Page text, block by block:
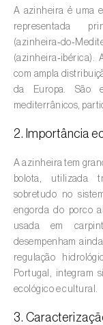
valas,
de
Ameixeira (
Amendoeira (
Amendoim (
Amoreira (
Ananás /
Anona (
Áreas não
Aromáticas,
(Coriandrum,
A azinheira é uma
representada
(azinheira‑ibérica).
com ampla
da Europa. São
mediterrânicos,
2. Importância
A azinheira tem
bolota, utilizada
sobretudo no
engorda do porco
usada em
desempenham
regulação
Portugal, integram
ecológico e cultural.
3.